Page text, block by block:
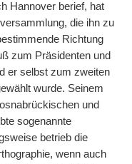
Hannover berief, hat
die ihn zu
Richtung
zum Präsidenten und
er selbst zum zweiten
wurde. Seinem
und
sogenannte
betrieb die
wenn auch